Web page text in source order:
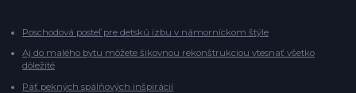
Poschodová posteľ pre detskú izbu v námorníckom štýle
Aj do malého bytu môžete šikovnou rekonštrukciou vtesnať všetko
dôležité
Päť pekných spálňových inšpirácií